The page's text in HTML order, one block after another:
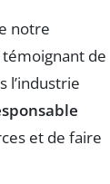
notre
de
l’industrie
et de faire